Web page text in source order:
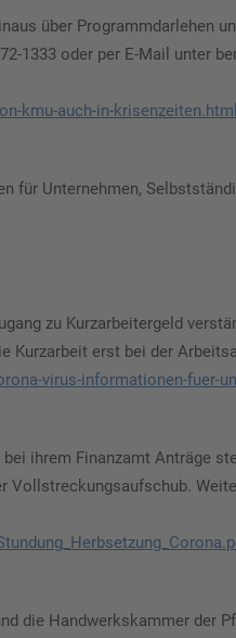
über Programmdarlehen
1333 oder per E-Mail unter
kmu-auch-in-krisenzeiten.html
für Unternehmen,
zu Kurzarbeitergeld
Kurzarbeit erst bei der
virus-informationen-fuer-
ihrem Finanzamt Anträge
Vollstreckungsaufschub.
die Handwerkskammer der